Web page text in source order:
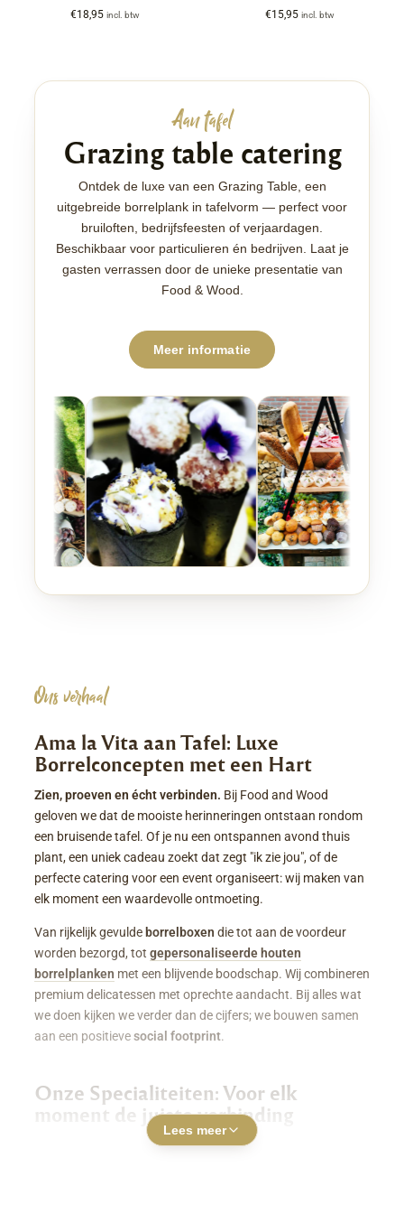
€18,95 incl. btw €15,95 incl. btw
Aan tafel
Grazing table catering
Ontdek de luxe van een Grazing Table, een
uitgebreide borrelplank in tafelvorm — perfect voor
bruiloften, bedrijfsfeesten of verjaardagen.
Beschikbaar voor particulieren én bedrijven. Laat je
gasten verrassen door de unieke presentatie van
Food & Wood.
Meer informatie
Ons verhaal
Ama la Vita aan Tafel: Luxe
Borrelconcepten met een Hart
Zien, proeven en écht verbinden. Bij Food and Wood
geloven we dat de mooiste herinneringen ontstaan rondom
een bruisende tafel. Of je nu een ontspannen avond thuis
plant, een uniek cadeau zoekt dat zegt "ik zie jou", of de
perfecte catering voor een event organiseert: wij maken van
elk moment een waardevolle ontmoeting.
Van rijkelijk gevuldeborrelboxen die tot aan de voordeur
worden bezorgd, tot gepersonaliseerde houten
borrelplanken met een blijvende boodschap. Wij combineren
premium delicatessen met oprechte aandacht. Bij alles wat
we doen kijken we verder dan de cijfers; we bouwen samen
aan een positievesocial footprint.
Onze Specialiteiten: Voor elk
moment de juiste verbinding
Luxe Borrelboxen & Borrelpakketten
Lees meer